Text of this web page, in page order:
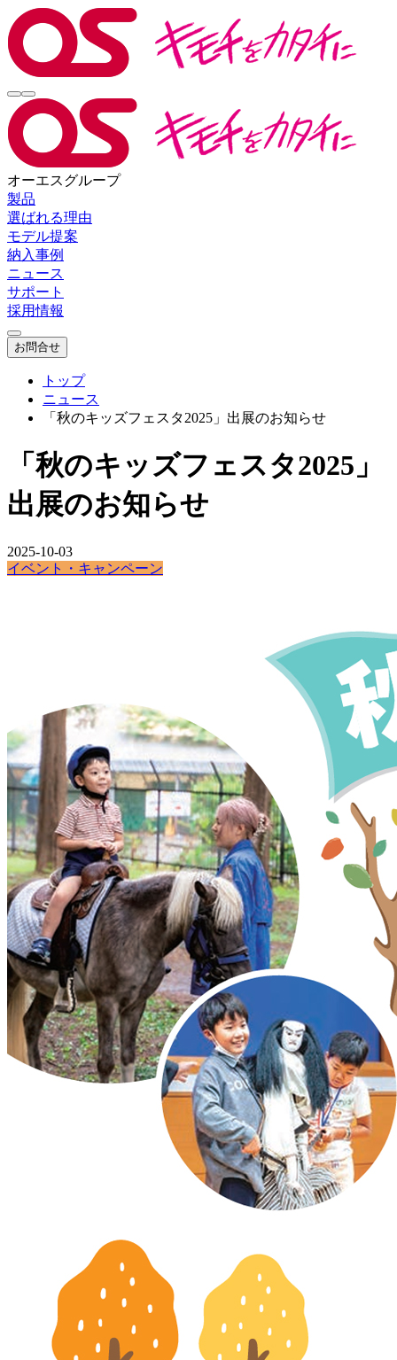
オーエスグループ
製品
選ばれる理由
モデル提案
納入事例
ニュース
サポート
採用情報
お問合せ
トップ
ニュース
「秋のキッズフェスタ2025」出展のお知らせ
「秋のキッズフェスタ2025」
出展のお知らせ
2025-10-03
イベント・キャンペーン